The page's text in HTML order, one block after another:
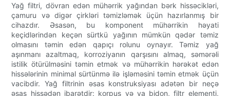
Yağ filtri, dövran edən mühərrik yağından bərk hissəcikləri,
çamuru və digər çirkləri təmizləmək üçün hazırlanmış bir
cihazdır. Əsasən, bu komponent mühərrikin həyati
keçidlərindən keçən sürtkü yağının mümkün qədər təmiz
olmasını təmin edən qapıçı rolunu oynayır. Təmiz yağ
aşınmanı azaltmaq, korroziyanın qarşısını almaq, səmərəli
istilik ötürülməsini təmin etmək və mühərrikin hərəkət edən
hissələrinin minimal sürtünmə ilə işləməsini təmin etmək üçün
vacibdir. Yağ filtrinin əsas konstruksiyası adətən bir neçə
əsas hissədən ibarətdir: korpus və ya bidon, filtr elementi,